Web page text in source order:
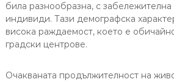
била разнообразна, с забележителна
индивиди. Тази демографска
висока раждаемост, което е
градски центрове.
Очакваната продължителност на